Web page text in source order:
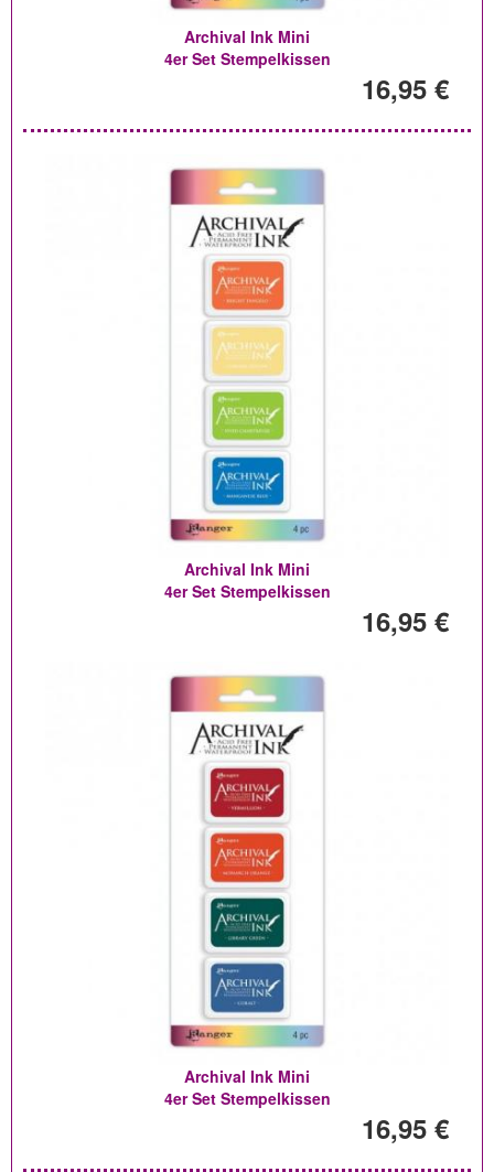
Archival Ink Mini
4er Set Stempelkissen
16,95 €
Archival Ink Mini
4er Set Stempelkissen
16,95 €
Archival Ink Mini
4er Set Stempelkissen
16,95 €